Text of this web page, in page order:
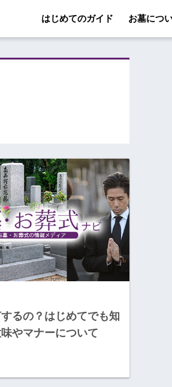
はじめてのガイド お墓につ
るの？はじめてでも知
やマナーについて